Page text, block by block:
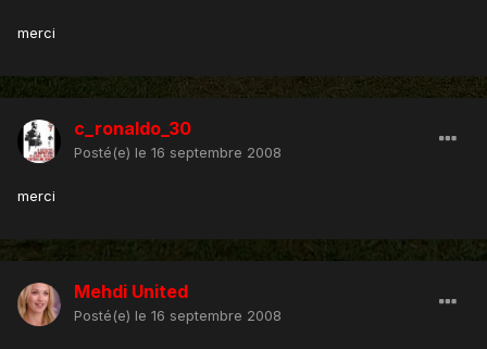
merci
c_ronaldo_30
Posté(e) le 16 septembre 2008
merci
Mehdi United
Posté(e) le 16 septembre 2008